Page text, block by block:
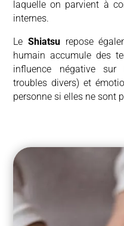
laquelle on parvient à
internes.
Le Shiatsurepose
humain accumule des
influence négative sur
troubles divers) et
personne si elles ne sont